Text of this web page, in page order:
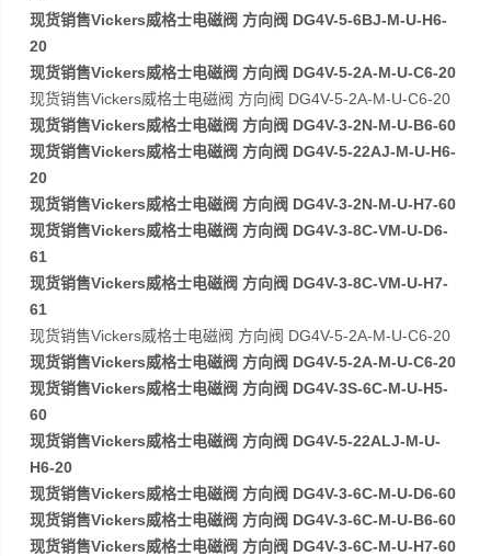
现货销售Vickers威格士电磁阀 方向阀 DG4V-5-6BJ-M-U-H6-
20
现货销售Vickers威格士电磁阀 方向阀 DG4V-5-2A-M-U-C6-20
现货销售Vickers威格士电磁阀 方向阀 DG4V-5-2A-M-U-C6-20
现货销售Vickers威格士电磁阀 方向阀 DG4V-3-2N-M-U-B6-60
现货销售Vickers威格士电磁阀 方向阀 DG4V-5-22AJ-M-U-H6-
20
现货销售Vickers威格士电磁阀 方向阀 DG4V-3-2N-M-U-H7-60
现货销售Vickers威格士电磁阀 方向阀 DG4V-3-8C-VM-U-D6-
61
现货销售Vickers威格士电磁阀 方向阀 DG4V-3-8C-VM-U-H7-
61
现货销售Vickers威格士电磁阀 方向阀 DG4V-5-2A-M-U-C6-20
现货销售Vickers威格士电磁阀 方向阀 DG4V-5-2A-M-U-C6-20
现货销售Vickers威格士电磁阀 方向阀 DG4V-3S-6C-M-U-H5-
60
现货销售Vickers威格士电磁阀 方向阀 DG4V-5-22ALJ-M-U-
H6-20
现货销售Vickers威格士电磁阀 方向阀 DG4V-3-6C-M-U-D6-60
现货销售Vickers威格士电磁阀 方向阀 DG4V-3-6C-M-U-B6-60
现货销售Vickers威格士电磁阀 方向阀 DG4V-3-6C-M-U-H7-60